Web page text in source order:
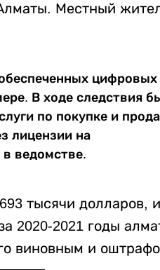
Местный
цифровых
В ходе следствия
по покупке и
лицензии на
ведомстве.
тысячи долларов,
2020-2021 годы
виновным и